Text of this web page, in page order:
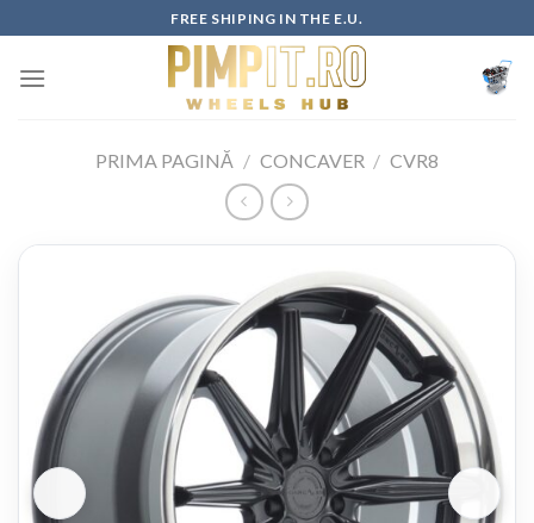
to
content
FREE SHIPING IN THE E.U.
PRIMA PAGINĂ / CONCAVER / CVR8